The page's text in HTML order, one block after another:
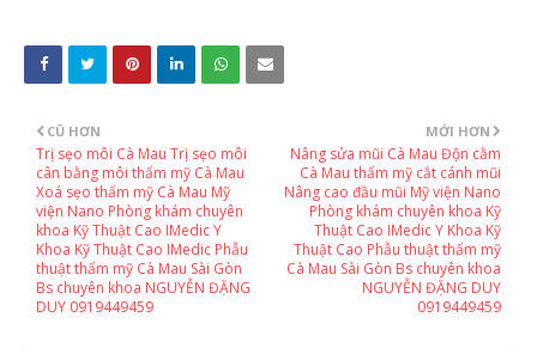
MỚI HƠN
Nâng sửa mũi Cà Mau Độn cằm
Cà Mau thẩm mỹ cắt cánh mũi
Nâng cao đầu mũi Mỹ viện Nano
Phòng khám chuyên khoa Kỹ
Thuật Cao IMedic Y Khoa Kỹ
Thuật Cao Phẫu thuật thẩm mỹ
Cà Mau Sài Gòn Bs chuyên khoa
NGUYỄN ĐẶNG DUY
0919449459
CŨ HƠN
Trị sẹo môi Cà Mau Trị sẹo môi
cân bằng môi thẩm mỹ Cà Mau
Xoá sẹo thẩm mỹ Cà Mau Mỹ
viện Nano Phòng khám chuyên
khoa Kỹ Thuật Cao IMedic Y
Khoa Kỹ Thuật Cao IMedic Phẫu
thuật thẩm mỹ Cà Mau Sài Gòn
Bs chuyên khoa NGUYỄN ĐẶNG
DUY 0919449459